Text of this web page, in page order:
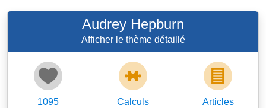
Audrey Hepburn
Afficher le thème détaillé
1095
Calculs
Articles